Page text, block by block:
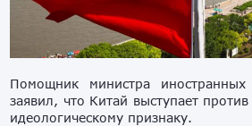
Помощник министра
заявил, что Китай выступает
идеологическому признаку.